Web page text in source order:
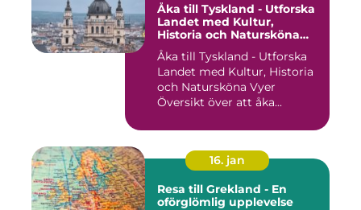
Åka till Tyskland - Utforska
Landet med Kultur,
Historia och Natursköna
Vyer
Åka till Tyskland - Utforska
Landet med Kultur, Historia
och Natursköna Vyer
Översikt över att åka...
16. jan
Resa till Grekland - En
oförglömlig upplevelse